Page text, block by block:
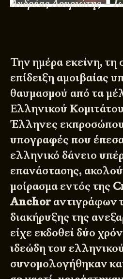
Ανδρέας Λουριώτης –
Την ημέρα εκείνη, τη
επίδειξη αμοιβαίας
θαυμασμού από τα
Ελληνικού
Έλληνες
υπογραφές που
ελληνικό δάνειο
επανάστασης,
μοίρασμα εντός της
Anchorαντιγράφων
διακήρυξης της
είχε εκδοθεί δύο
ιδεώδη του
συνομολογήθηκαν